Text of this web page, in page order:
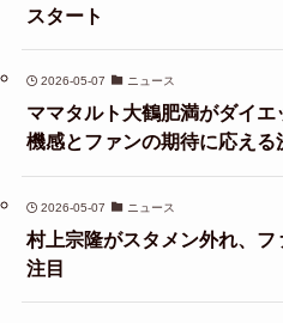
スタート
2026-05-07 ニュース
ママタルト大鶴肥満がダイ
機感とファンの期待に応える
2026-05-07 ニュース
村上宗隆がスタメン外れ、
注目